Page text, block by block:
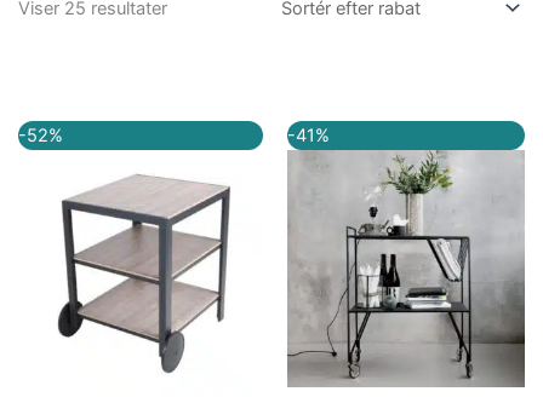
Viser 25 resultater
-52%
oprindelige
pris
2.699,00 kr..
aktuelle
er:
1.299,00 kr..
-41%
oprindelige
pris
var:
2.699,00 kr..
aktuelle